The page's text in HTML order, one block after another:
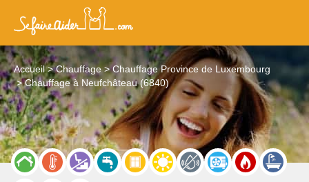
Accueil Chauffage
Chauffage Province de Luxembourg
Chauffage à Neufchâteau (6840)